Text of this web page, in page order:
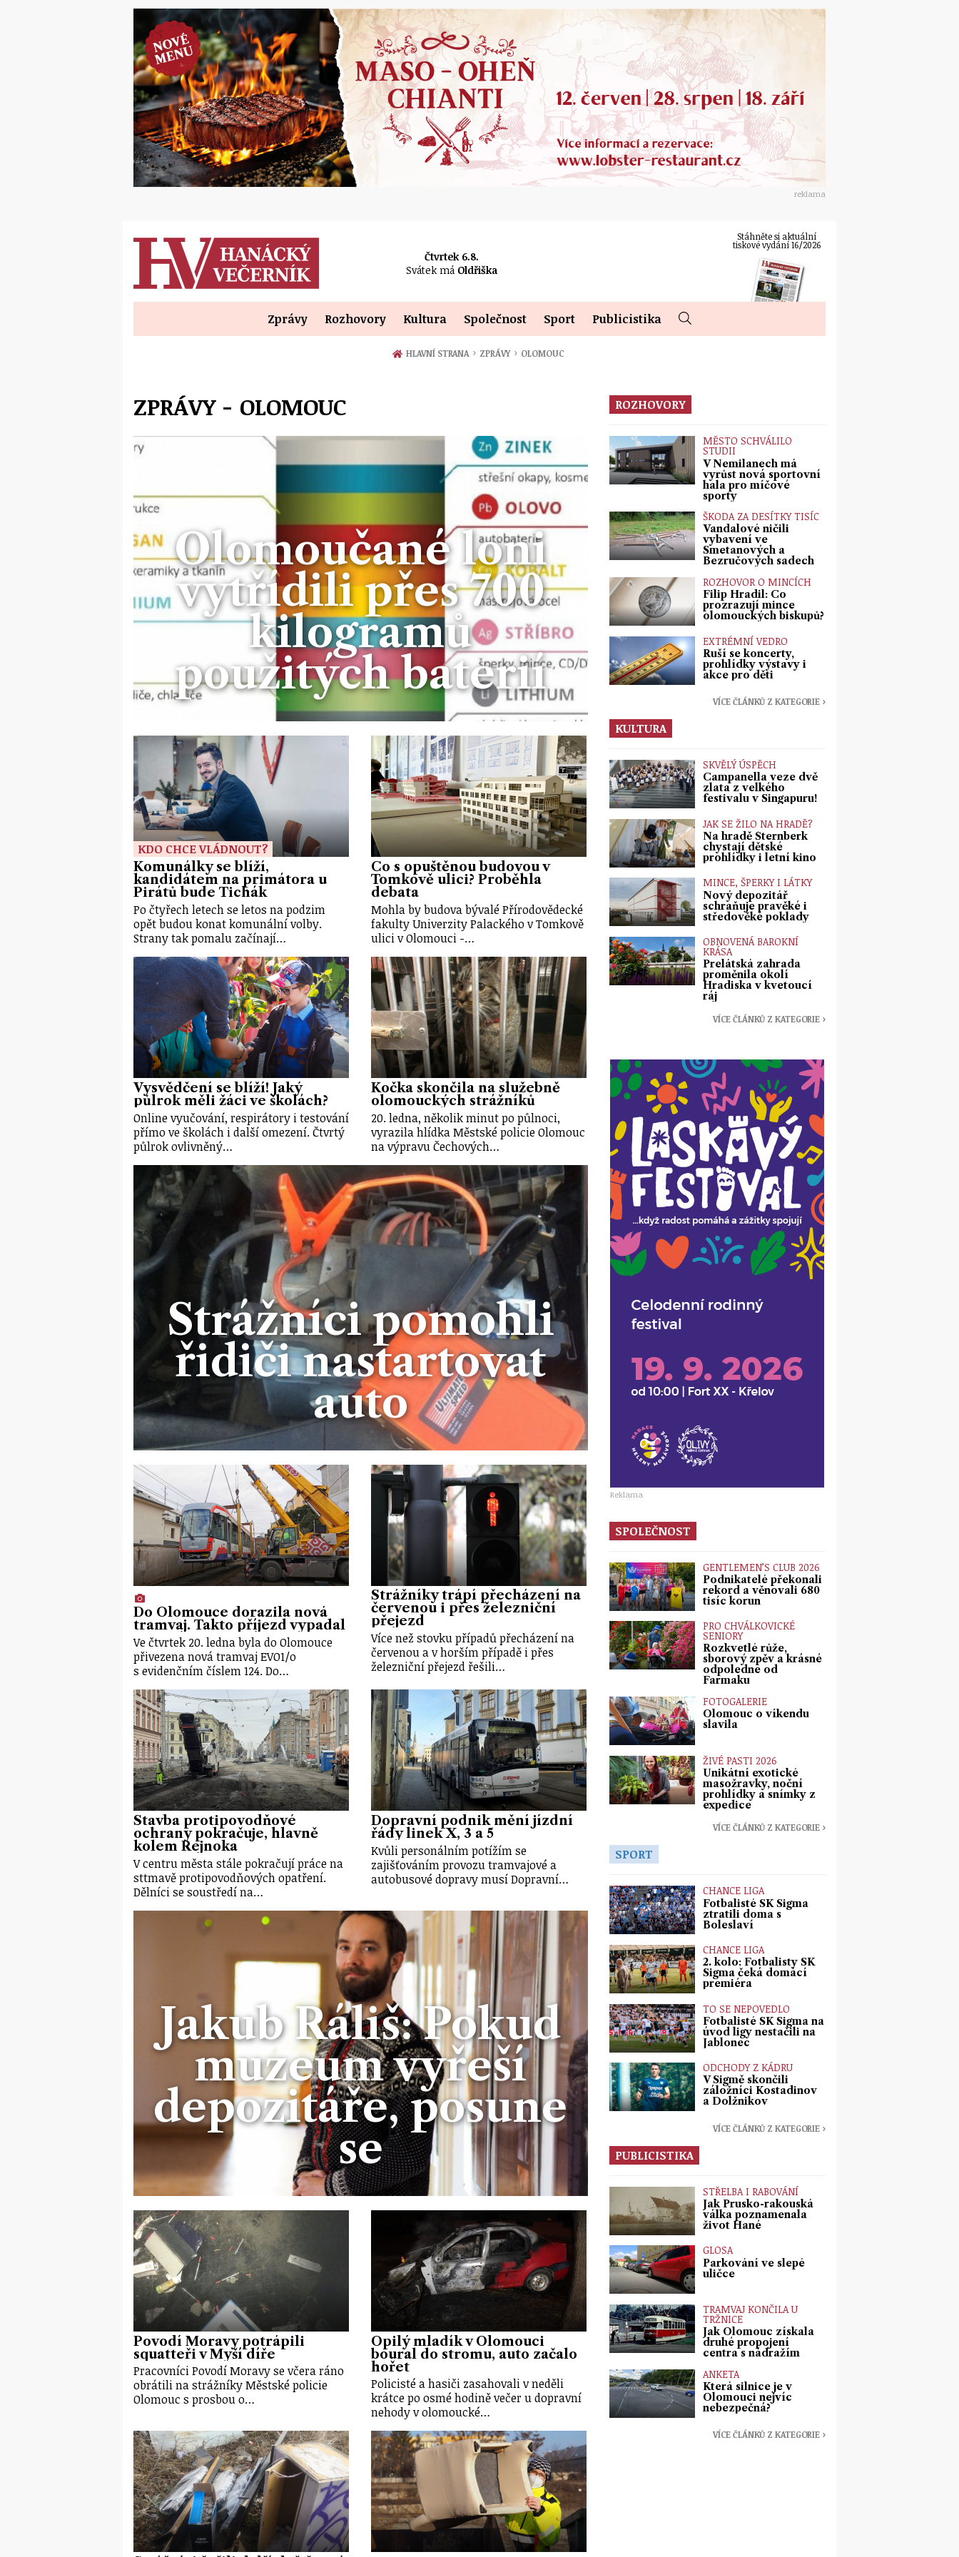
reklama
Čtvrtek 6.8.
Svátek má Oldřiška
Stáhněte si aktuální
tiskové vydání 16/2026
Zprávy Rozhovory Kultura Společnost Sport Publicistika
HLAVNÍ STRANA › ZPRÁVY › OLOMOUC
ZPRÁVY - OLOMOUC
Olomoučané loni
vytřídili přes 700
kilogramů
použitých baterií
KDO CHCE VLÁDNOUT?
Komunálky se blíží,
kandidátem na primátora u
Pirátů bude Tichák
Po čtyřech letech se letos na podzim
opět budou konat komunální volby.
Strany tak pomalu začínají…
Co s opuštěnou budovou v
Tomkově ulici? Proběhla
debata
Mohla by budova bývalé Přírodovědecké
fakulty Univerzity Palackého v Tomkově
ulici v Olomouci -…
Vysvědčení se blíží! Jaký
půlrok měli žáci ve školách?
Online vyučování, respirátory i testování
přímo ve školách i další omezení. Čtvrtý
půlrok ovlivněný…
Kočka skončila na služebně
olomouckých strážníků
20. ledna, několik minut po půlnoci,
vyrazila hlídka Městské policie Olomouc
na výpravu Čechových…
Strážníci pomohli
řidiči nastartovat
auto
Do Olomouce dorazila nová
tramvaj. Takto příjezd vypadal
Ve čtvrtek 20. ledna byla do Olomouce
přivezena nová tramvaj EVO1/o
s evidenčním číslem 124. Do…
Strážníky trápí přecházení na
červenou i přes železniční
přejezd
Více než stovku případů přecházení na
červenou a v horším případě i přes
železniční přejezd řešili…
Stavba protipovodňové
ochrany pokračuje, hlavně
kolem Rejnoka
V centru města stále pokračují práce na
sttmavě protipovodňových opatření.
Dělníci se soustředí na…
Dopravní podnik mění jízdní
řády linek X, 3 a 5
Kvůli personálním potížím se
zajišťováním provozu tramvajové a
autobusové dopravy musí Dopravní…
Jakub Ráliš: Pokud
muzeum vyřeší
depozitáře, posune
se
Povodí Moravy potrápili
squatteři v Myší díře
Pracovníci Povodí Moravy se včera ráno
obrátili na strážníky Městské policie
Olomouc s prosbou o…
Opilý mladík v Olomouci
boural do stromu, auto začalo
hořet
Policisté a hasiči zasahovali v neděli
krátce po osmé hodině večer u dopravní
nehody v olomoucké…
ROZHOVORY
MĚSTO SCHVÁLILO
STUDII
V Nemilanech má
vyrůst nová sportovní
hala pro míčové
sporty
ŠKODA ZA DESÍTKY TISÍC
Vandalové ničili
vybavení ve
Smetanových a
Bezručových sadech
ROZHOVOR O MINCÍCH
Filip Hradil: Co
prozrazují mince
olomouckých biskupů?
EXTRÉMNÍ VEDRO
Ruší se koncerty,
prohlídky výstavy i
akce pro děti
VÍCE ČLÁNKŮ Z KATEGORIE ›
KULTURA
SKVĚLÝ ÚSPĚCH
Campanella veze dvě
zlata z velkého
festivalu v Singapuru!
JAK SE ŽILO NA HRADĚ?
Na hradě Šternberk
chystají dětské
prohlídky i letní kino
MINCE, ŠPERKY I LÁTKY
Nový depozitář
schraňuje pravěké i
středověké poklady
OBNOVENÁ BAROKNÍ
KRÁSA
Prelátská zahrada
proměnila okolí
Hradiska v kvetoucí
ráj
VÍCE ČLÁNKŮ Z KATEGORIE ›
Reklama
SPOLEČNOST
GENTLEMEN’S CLUB 2026
Podnikatelé překonali
rekord a věnovali 680
tisíc korun
PRO CHVÁLKOVICKÉ
SENIORY
Rozkvetlé růže,
sborový zpěv a krásné
odpoledne od
Farmaku
FOTOGALERIE
Olomouc o víkendu
slavila
ŽIVÉ PASTI 2026
Unikátní exotické
masožravky, noční
prohlídky a snímky z
expedice
VÍCE ČLÁNKŮ Z KATEGORIE ›
SPORT
CHANCE LIGA
Fotbalisté SK Sigma
ztratili doma s
Boleslaví
CHANCE LIGA
2. kolo: Fotbalisty SK
Sigma čeká domácí
premiéra
TO SE NEPOVEDLO
Fotbalisté SK Sigma na
úvod ligy nestačili na
Jablonec
ODCHODY Z KÁDRU
V Sigmě skončili
záložníci Kostadinov
a Dolžnikov
VÍCE ČLÁNKŮ Z KATEGORIE ›
PUBLICISTIKA
STŘELBA I RABOVÁNÍ
Jak Prusko-rakouská
válka poznamenala
život Hané
GLOSA
Parkování ve slepé
uličce
TRAMVAJ KONČILA U
TRŽNICE
Jak Olomouc získala
druhé propojení
centra s nádražím
ANKETA
Která silnice je v
Olomouci nejvíc
nebezpečná?
VÍCE ČLÁNKŮ Z KATEGORIE ›